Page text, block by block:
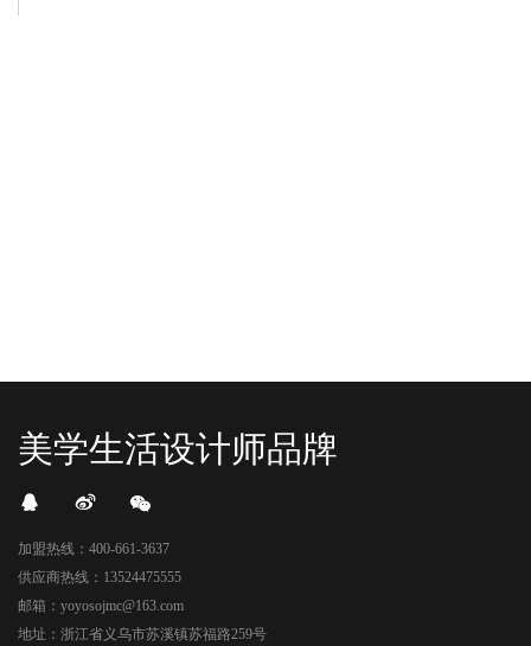
美学生活设计师品牌
加盟热线：400-661-3637
供应商热线：13524475555
邮箱：yoyosojmc@163.com
地址：浙江省义乌市苏溪镇苏福路259号